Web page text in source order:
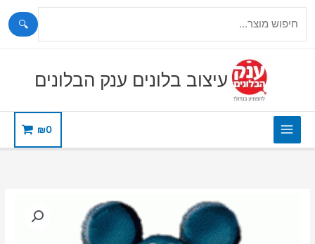
🔍
עיצוב בלונים ענק הבלונים
₪0